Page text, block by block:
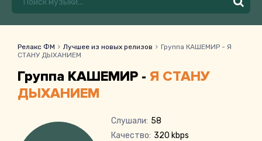
Релакс ФМ Лучшее из новых релизов
Группа КАШЕМИР - Я
СТАНУ ДЫХАНИЕМ
Группа КАШЕМИР - Я СТАНУ
ДЫХАНИЕМ
Слушали: 58
Качество: 320 kbps